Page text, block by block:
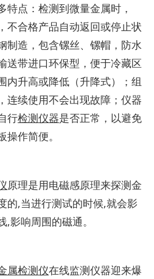
特点：检测到微量金属时，
不合格产品自动返回或停止状
制造，包含镙丝、镙帽，防水
送带进口环保型，便于冷藏区
内升高或降低（升降式）；组
连续使用不会出现故障；仪器
行检测仪器是否正常，以避免
作简便。
原理是用电磁感原理来探测金
的,当进行测试的时候,就会影
影响周围的磁通。
属检测仪在线监测仪器迎来爆